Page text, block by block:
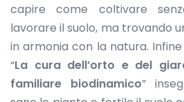
capire come coltivare
lavorare il suolo, ma trovando
in armonia con la natura. Infine
“La cura dell’orto e del
familiare biodinamico”